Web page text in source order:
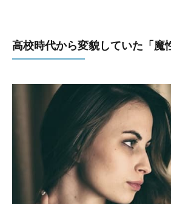
高校時代から変貌していた「魔